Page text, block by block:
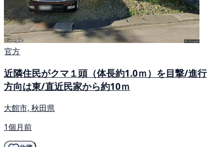
官方
近隣住民がクマ１頭（体長約1.0ｍ）を目撃/進行
方向は東/直近民家から約10ｍ
大館市, 秋田県
1個月前